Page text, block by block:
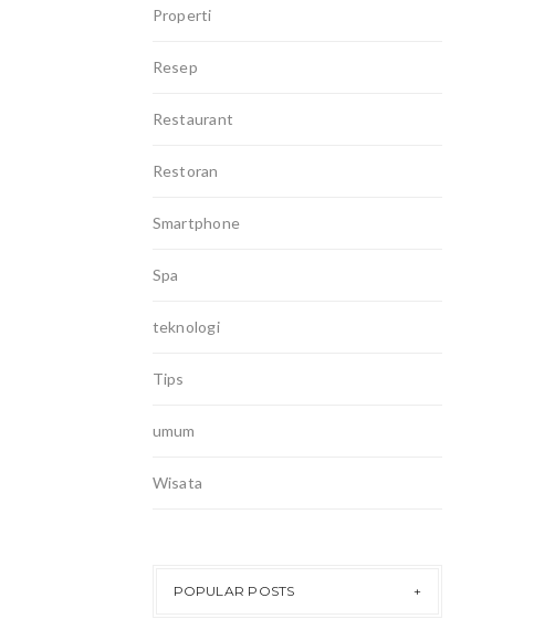
Properti
Resep
Restaurant
Restoran
Smartphone
Spa
teknologi
Tips
umum
Wisata
POPULAR POSTS